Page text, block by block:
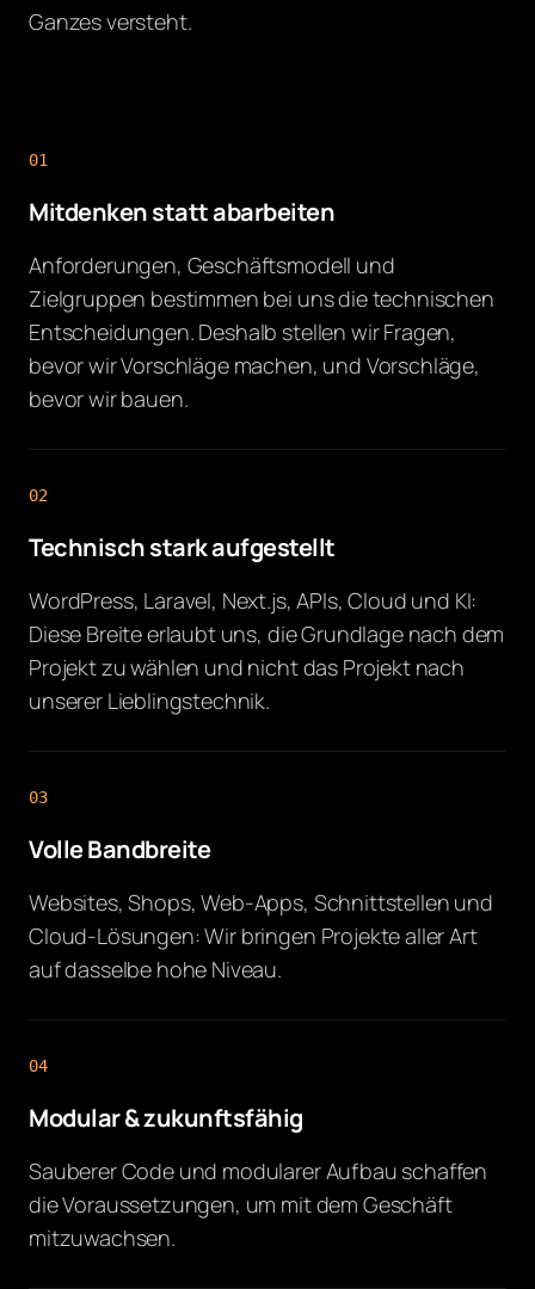
Ganzes versteht.
01
Mitdenken statt abarbeiten
Anforderungen, Geschäftsmodell und
Zielgruppen bestimmen bei uns die technischen
Entscheidungen. Deshalb stellen wir Fragen,
bevor wir Vorschläge machen, und Vorschläge,
bevor wir bauen.
02
Technisch stark aufgestellt
WordPress, Laravel, Next.js, APIs, Cloud und KI:
Diese Breite erlaubt uns, die Grundlage nach dem
Projekt zu wählen und nicht das Projekt nach
unserer Lieblingstechnik.
03
Volle Bandbreite
Websites, Shops, Web-Apps, Schnittstellen und
Cloud-Lösungen: Wir bringen Projekte aller Art
auf dasselbe hohe Niveau.
04
Modular & zukunftsfähig
Sauberer Code und modularer Aufbau schaffen
die Voraussetzungen, um mit dem Geschäft
mitzuwachsen.